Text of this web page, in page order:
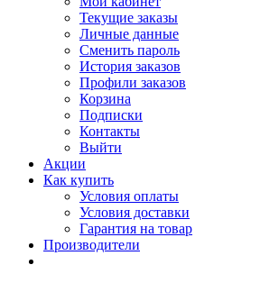
Текущие заказы
Личные данные
Сменить пароль
История заказов
Профили заказов
Корзина
Подписки
Контакты
Выйти
Акции
Как купить
Условия оплаты
Условия доставки
Гарантия на товар
Производители